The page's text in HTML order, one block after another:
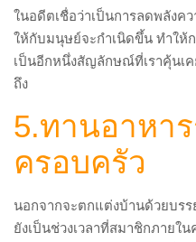
ในอดีตเชื่อว่าเป็นการลดพลัง
ให้กับมนุษย์จะกำเนิดขึ้น ทำให้
เป็นอีกหนึ่งสัญลักษณ์ที่เราคุ้นเ
ถึง
5.ทานอาหา
ครอบครัว
นอกจากจะตกแต่งบ้านด้วยบร
ยังเป็นช่วงเวลาที่สมาชิกภายใ